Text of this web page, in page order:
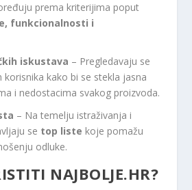
prema kriterijima poput
funkcionalnosti i
iskustava – Pregledavaju se
korisnika kako bi se stekla jasna
i nedostacima svakog proizvoda.
– Na temelju istraživanja i
se top liste koje pomažu
odluke.
NAJBOLJE.HR?